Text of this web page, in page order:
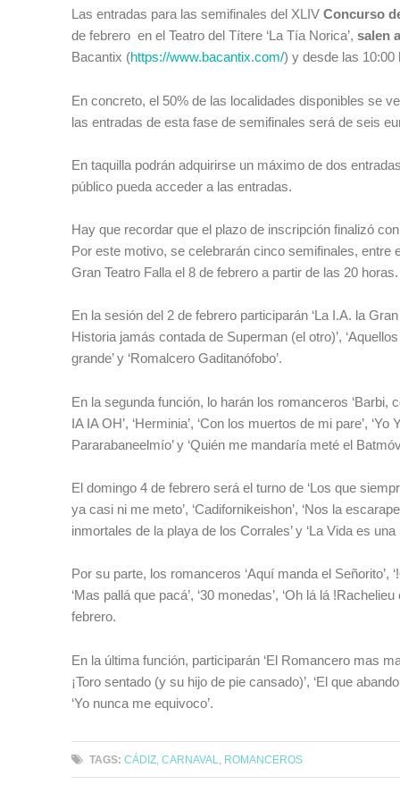
Las entradas para las semifinales del XLIV Concurso
de febrero en el Teatro del Títere ‘La Tía Norica’, salen
Bacantix (https://www.bacantix.com/) y desde las 10:00
En concreto, el 50% de las localidades disponibles se
las entradas de esta fase de semifinales será de seis
En taquilla podrán adquirirse un máximo de dos
público pueda acceder a las entradas.
Hay que recordar que el plazo de inscripción finalizó
Por este motivo, se celebrarán cinco semifinales, entre
Gran Teatro Falla el 8 de febrero a partir de las 20
En la sesión del 2 de febrero participarán ‘La I.A. la
Historia jamás contada de Superman (el otro)’,
grande’ y ‘Romalcero Gaditanófobo’.
En la segunda función, lo harán los romanceros ‘Barbi,
IA IA OH’, ‘Herminia’, ‘Con los muertos de mi pare’,
Pararabaneelmío’ y ‘Quién me mandaría meté el
El domingo 4 de febrero será el turno de ‘Los que
ya casi ni me meto’, ‘Cadifornikeishon’, ‘Nos la
inmortales de la playa de los Corrales’ y ‘La Vida es
Por su parte, los romanceros ‘Aquí manda el Señorito’,
‘Mas pallá que pacá’, ‘30 monedas’, ‘Oh lá lá
febrero.
En la última función, participarán ‘El Romancero mas
¡Toro sentado (y su hijo de pie cansado)’, ‘El que
‘Yo nunca me equivoco’.
TAGS: CÁDIZ ,CARNAVAL ROMANCEROS